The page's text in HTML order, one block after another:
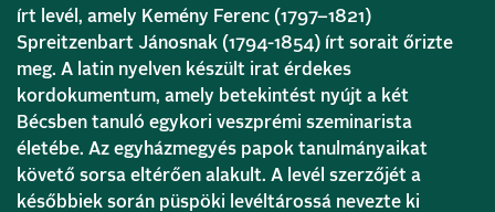
írt levél, amely Kemény Ferenc (1797–1821)
Spreitzenbart Jánosnak (1794-1854) írt sorait őrizte
meg. A latin nyelven készült irat érdekes
kordokumentum, amely betekintést nyújt a két
Bécsben tanuló egykori veszprémi szeminarista
életébe. Az egyházmegyés papok tanulmányaikat
követő sorsa eltérően alakult. A levél szerzőjét a
későbbiek során püspöki levéltárossá nevezte ki